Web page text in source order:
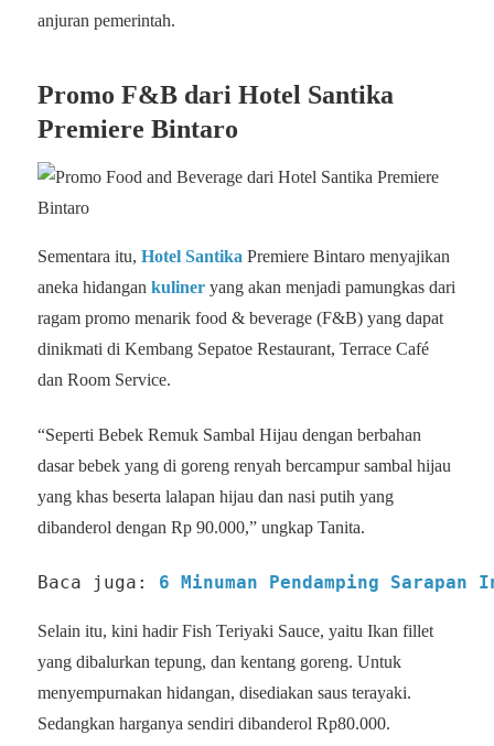
anjuran pemerintah.
Promo F&B dari Hotel Santika
Premiere Bintaro
Sementara itu, Hotel Santika Premiere Bintaro menyajikan
aneka hidangan kuliner yang akan menjadi pamungkas dari
ragam promo menarik food & beverage (F&B) yang dapat
dinikmati di Kembang Sepatoe Restaurant, Terrace Café
dan Room Service.
“Seperti Bebek Remuk Sambal Hijau dengan berbahan
dasar bebek yang di goreng renyah bercampur sambal hijau
yang khas beserta lalapan hijau dan nasi putih yang
dibanderol dengan Rp 90.000,” ungkap Tanita.
Baca juga: 6 Minuman Pendamping
Selain itu, kini hadir Fish Teriyaki Sauce, yaitu Ikan fillet
yang dibalurkan tepung, dan kentang goreng. Untuk
menyempurnakan hidangan, disediakan saus terayaki.
Sedangkan harganya sendiri dibanderol Rp80.000.